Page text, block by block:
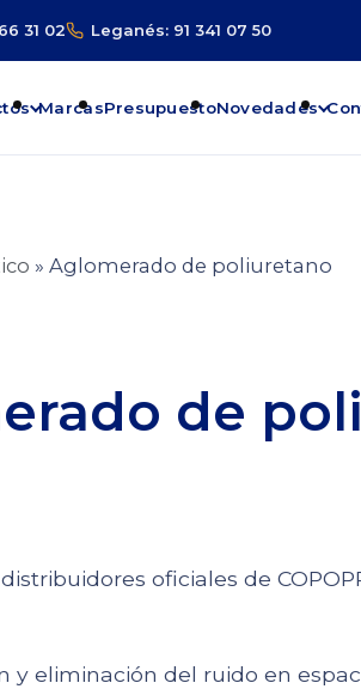
31 02 Leganés: 91 341 07 50
MarcasPresupuestoNovedades
» Aglomerado de poliuretano
de
oficiales de
y eliminación del ruido en